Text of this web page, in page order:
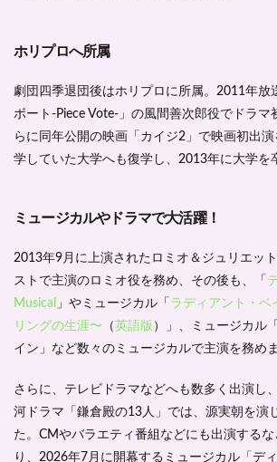
ホリプロへ所属
劇団四季退団後はホリプロに所属。2011年放
ボート-Piece Vote-」の風間善次郎役でドラマ
らに同年公開の映画「カイジ2」で映画初出
学していた大学へも復学し、2013年に大学を
ミュージカルやドラマで大活躍！
2013年9月に上演されたロミオ＆ジュリエッ
ストで主演のロミオ役を務め、その後も、「
Musical
」やミュージカル「 ラディアント・ベ
リングの生涯〜 （ 英語版 ）」、ミュージカル
イン」など数々のミュージカルで主演を務めま
さらに、テレビドラマなどへも数多く出演し
河ドラマ「鎌倉殿の13人」では、源実朝を演
た。CMやバラエティ番組などにも出演する
り、2026年7月に開幕するミュージカル「デ